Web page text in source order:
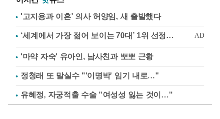
'고지용과 이혼' 의사 허양임, 새 출발했다
'마약 자숙' 유아인, 남사친과 뽀뽀 근황
정청래 또 말실수 "'이명박' 임기 내로…"
유혜정, 자궁적출 수술 "여성성 잃는 것이…"